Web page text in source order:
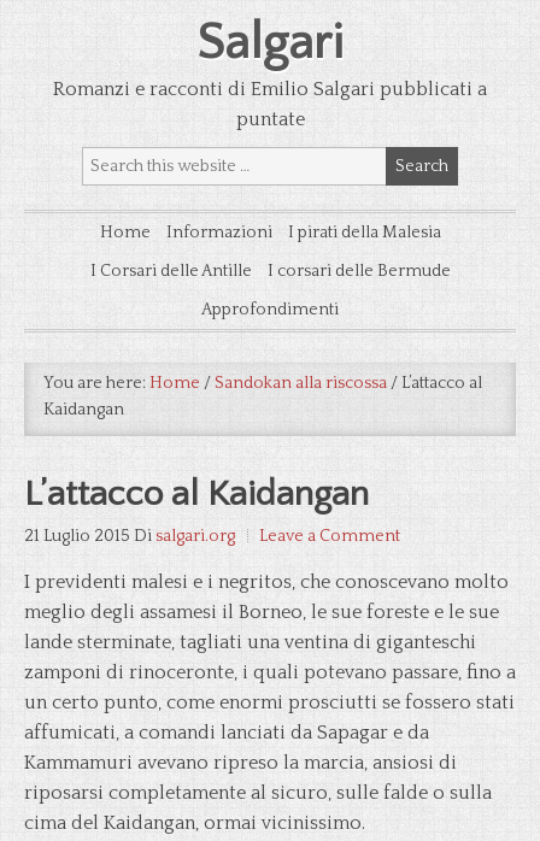
Salgari
Romanzi e racconti di Emilio Salgari pubblicati a
puntate
Home Informazioni
I pirati della Malesia
I Corsari delle Antille
I corsari delle Bermude
Approfondimenti
You are here: Home /Sandokan alla riscossa / L’attacco al
Kaidangan
L’attacco al Kaidangan
21 Luglio 2015 Di salgari.org Leave a Comment
I previdenti malesi e i negritos, che conoscevano molto
meglio degli assamesi il Borneo, le sue foreste e le sue
lande sterminate, tagliati una ventina di giganteschi
zamponi di rinoceronte, i quali potevano passare, fino a
un certo punto, come enormi prosciutti se fossero stati
affumicati, a comandi lanciati da Sapagar e da
Kammamuri avevano ripreso la marcia, ansiosi di
riposarsi completamente al sicuro, sulle falde o sulla
cima del Kaidangan, ormai vicinissimo.